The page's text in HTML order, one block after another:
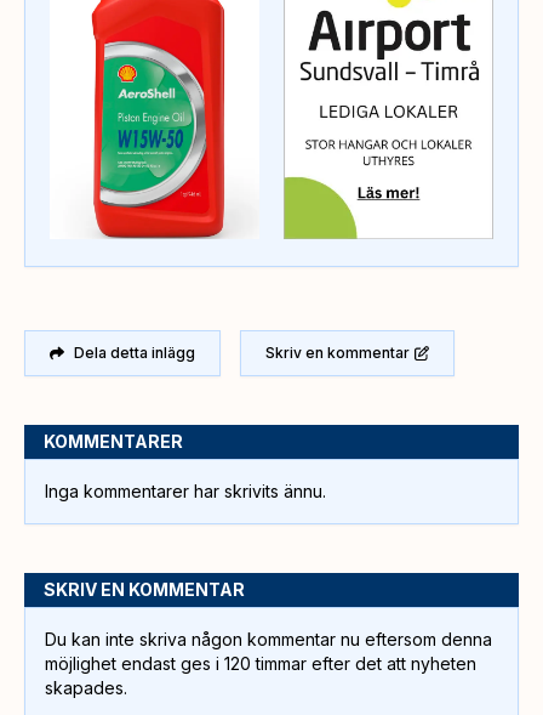
Dela detta inlägg Skriv en kommentar
KOMMENTARER
Inga kommentarer har skrivits ännu.
SKRIV EN KOMMENTAR
Du kan inte skriva någon kommentar nu eftersom denna
möjlighet endast ges i 120 timmar efter det att nyheten
skapades.